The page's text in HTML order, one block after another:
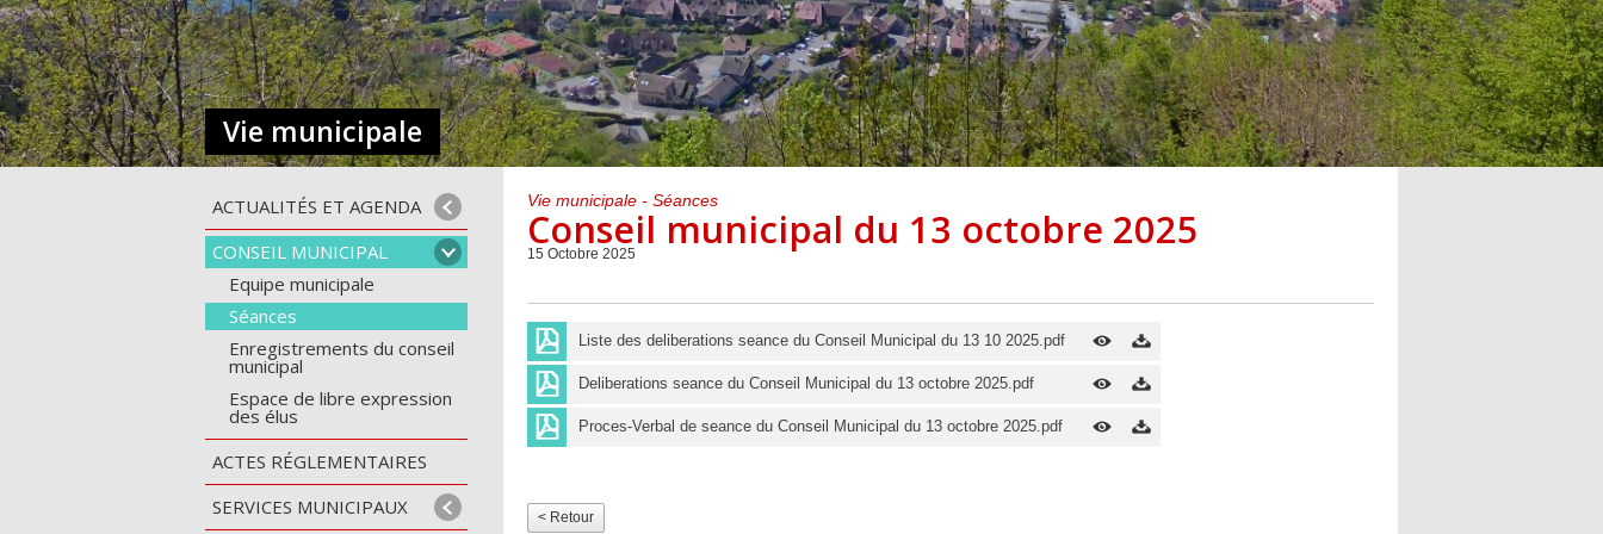
Centre de loisirs et
périscolaire
Mercredis
périscolaire
Vacances scolaires
Subventions
ACTUALITÉS ET AGENDA
CONSEIL MUNICIPAL
Equipe municipale
Séances
Enregistrements du conseil
municipal
Espace de libre expression
des élus
ACTES RÉGLEMENTAIRES
SERVICES MUNICIPAUX
Vie municipale
Vie municipale - Séances
Conseil municipal du 13 octobre 2025
15 Octobre 2025
Liste des deliberations seance du Conseil Municipal du 13 10 2025.pdf
Deliberations seance du Conseil Municipal du 13 octobre 2025.pdf
Proces-Verbal de seance du Conseil Municipal du 13 octobre 2025.pdf
< Retour